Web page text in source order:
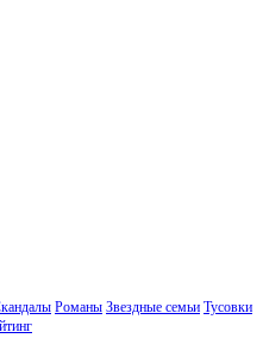
Романы Звездные семьи Тусовки